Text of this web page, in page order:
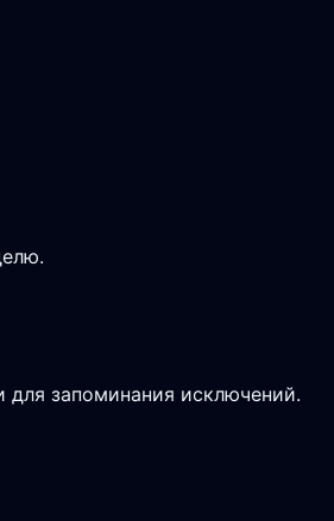
для запоминания исключений.